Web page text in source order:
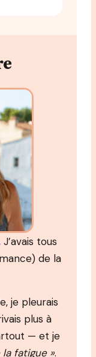
J’avais tous
de la
je pleurais
plus à
— et je
fatigue ».